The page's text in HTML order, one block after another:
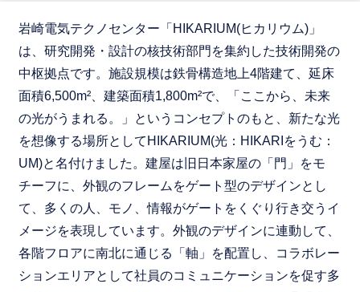
岩崎電気テクノセンター「HIKARIUM(ヒカリウム)」
は、研究開発・設計の核技術部門を集約した技術開発の
中枢拠点です。施設規模は鉄骨構造地上4階建て、延床
面積6,500m²、建築面積1,800m²で、「ここから、未来
の光がうまれる。」というコンセプトのもと、新たな光
を想像する場所としてHIKARIUM(光：HIKARIをうむ：
UM)と名付けました。建屋は旧日本家屋の「門」をモ
チーフに、外観のフレームをゲート型のデザインとし
て、多くの人、モノ、情報がゲートをくぐり行き交うイ
メージを表現しています。外観のデザインに連動して、
各階フロアに南北に通じる「軸」を配置し、コラボレー
ションエリアとして社員のコミュニケーションを促す多